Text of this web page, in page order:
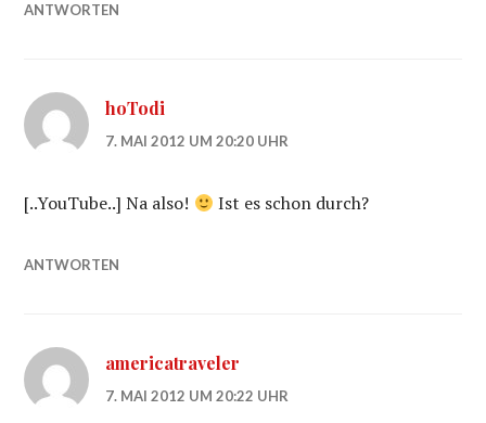
ANTWORTEN
hoTodi
7. MAI 2012 UM 20:20 UHR
[..YouTube..] Na also! Ist es schon durch?
ANTWORTEN
americatraveler
7. MAI 2012 UM 20:22 UHR